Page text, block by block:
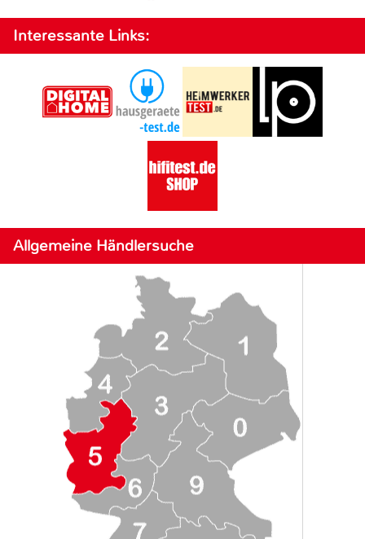
Interessante Links:
Allgemeine Händlersuche